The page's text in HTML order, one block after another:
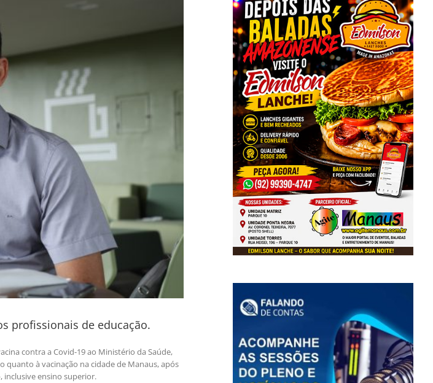
profissionais de educação.
contra a Covid-19 ao Ministério da Saúde,
quanto à vacinação na cidade de Manaus, após
inclusive ensino superior.